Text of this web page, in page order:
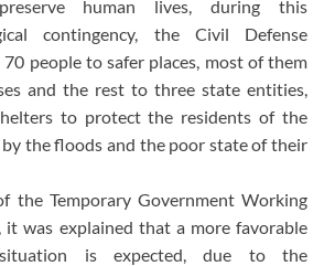
human lives, during this
contingency, the Civil Defense
people to safer places, most of them
and the rest to three state entities,
to protect the residents of the
the floods and the poor state of their
the Temporary Government Working
it was explained that a more favorable
situation is expected, due to the